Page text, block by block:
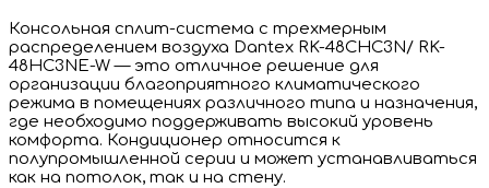
Консольная сплит-система с трехмерным
распределением воздуха Dantex RK-48CHC3N/ RK-
48HC3NE-W — это отличное решение для
организации благоприятного климатического
режима в помещениях различного типа и назначения,
где необходимо поддерживать высокий уровень
комфорта. Кондиционер относится к
полупромышленной серии и может устанавливаться
как на потолок, так и на стену.